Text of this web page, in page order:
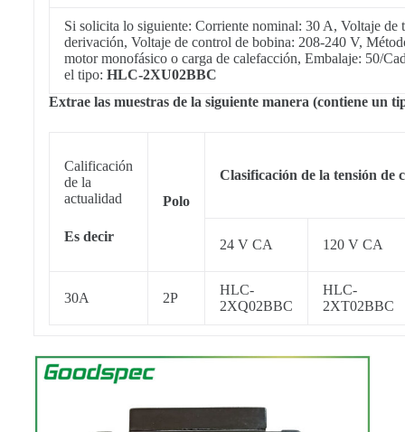
Si solicita lo siguiente: Corriente nominal: 30 A, Voltaje
derivación, Voltaje de control de bobina: 208-240 V,
motor monofásico o carga de calefacción, Embalaje: 50/
el tipo: HLC-2XU02BBC
Extrae las muestras de la siguiente manera (contiene un
Calificación
de la
actualidad
Es decir
Polo
Clasificación de la tensión de
24 V CA 120 V CA
30A 2P
HLC-
2XQ02BBC
HLC-
2XT02BBC